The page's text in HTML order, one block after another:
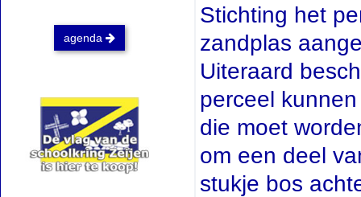
agenda
Stichting het
zandplas
Uiteraard
perceel
die moet
om een deel
stukje bos